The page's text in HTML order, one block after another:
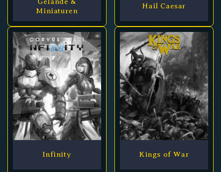
Miniaturen
Hail Caesar
Infinity Kings of War